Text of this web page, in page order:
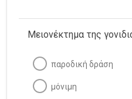
Μειονέκτημα της
παροδική δράση
μόνιμη